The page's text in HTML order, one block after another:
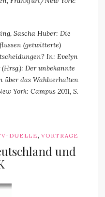
Sascha Huber: Die
(getwitterte)
In: Evelyn
Der unbekannte
über das Wahlverhalten
York: Campus 2011, S.
DUELLE, VORTRÄGE
und